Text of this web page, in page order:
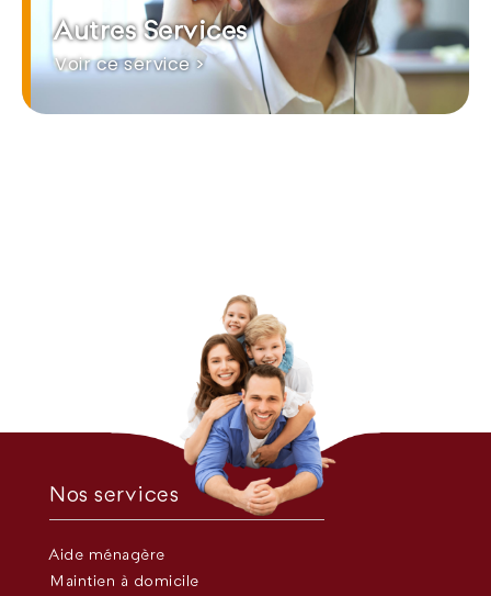
Autres Services
Voir ce service >
Nos services
Aide ménagère
Maintien à domicile